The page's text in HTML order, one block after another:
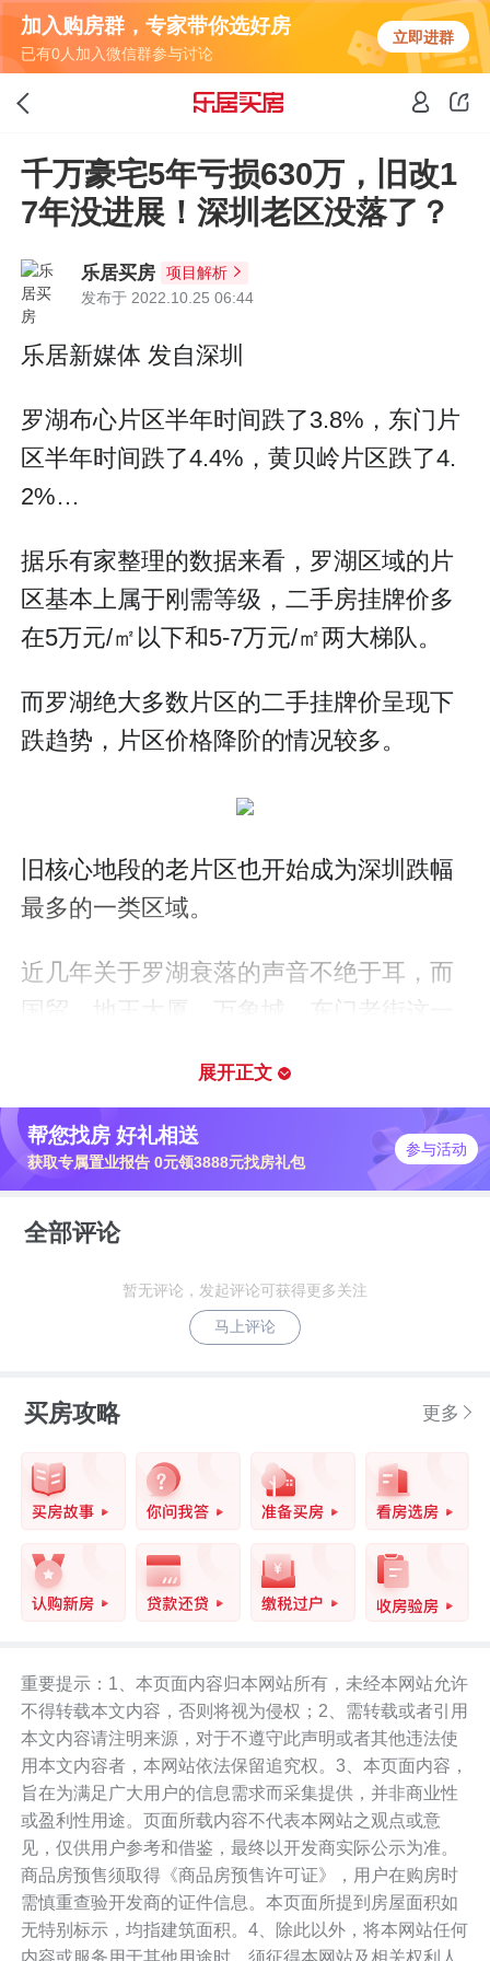
加入购房群，专家带你选好房
已有0人加入微信群参与讨论
立即进群
千万豪宅5年亏损630万，旧改1
7年没进展！深圳老区没落了？
乐居买房
项目解析
发布于 2022.10.25 06:44
乐居新媒体 发自深圳
罗湖布心片区半年时间跌了3.8%，东门片
区半年时间跌了4.4%，黄贝岭片区跌了4.
2%…
据乐有家整理的数据来看，罗湖区域的片
区基本上属于刚需等级，二手房挂牌价多
在5万元/㎡以下和5-7万元/㎡两大梯队。
而罗湖绝大多数片区的二手挂牌价呈现下
跌趋势，片区价格降阶的情况较多。
旧核心地段的老片区也开始成为深圳跌幅
最多的一类区域。
近几年关于罗湖衰落的声音不绝于耳，而
国贸、地王大厦、万象城、东门老街这一
多购房者也确实不愿意在罗湖买房。
新房方面，罗湖成交量也在下滑，被后起
之秀光明、龙岗、宝安等区域超越。
田、南山相比，甚至差距也在逐渐拉大。
“降级”售卖后，“没落的深圳贵族”罗湖更是
以多个片区房价降阶为焦点，被不少人注
意到。
除了多个片区房价下降以外，罗湖最近一
10月18日，罗湖中海鹿丹名苑8栋一法拍
房成功拍卖，共5人报名，经过108次出
价，成交总价约1448.2万元，围观共7989
次。
此套房户型面积为180.2㎡，折合成交单价
展开正文
帮您找房 好礼相送
获取专属置业报告 0元领3888元找房礼包
参与活动
全部评论
暂无评论，发起评论可获得更多关注
马上评论
买房攻略 更多
重要提示：1、本页面内容归本网站所有，未经本网站允许
不得转载本文内容，否则将视为侵权；2、需转载或者引用
本文内容请注明来源，对于不遵守此声明或者其他违法使
用本文内容者，本网站依法保留追究权。3、本页面内容，
旨在为满足广大用户的信息需求而采集提供，并非商业性
或盈利性用途。页面所载内容不代表本网站之观点或意
见，仅供用户参考和借鉴，最终以开发商实际公示为准。
商品房预售须取得《商品房预售许可证》，用户在购房时
需慎重查验开发商的证件信息。本页面所提到房屋面积如
无特别标示，均指建筑面积。4、除此以外，将本网站任何
内容或服务用于其他用途时，须征得本网站及相关权利人